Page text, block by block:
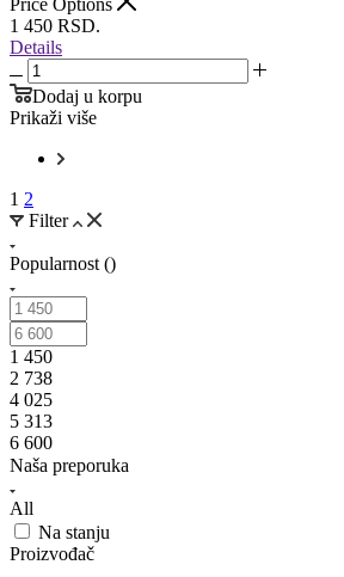
1 450 RSD.
Details
Dodaj u korpu
Prikaži više
1 2
Filter
Popularnost ()
1 450
2 738
4 025
5 313
6 600
Naša preporuka
All
Na stanju
Proizvođač